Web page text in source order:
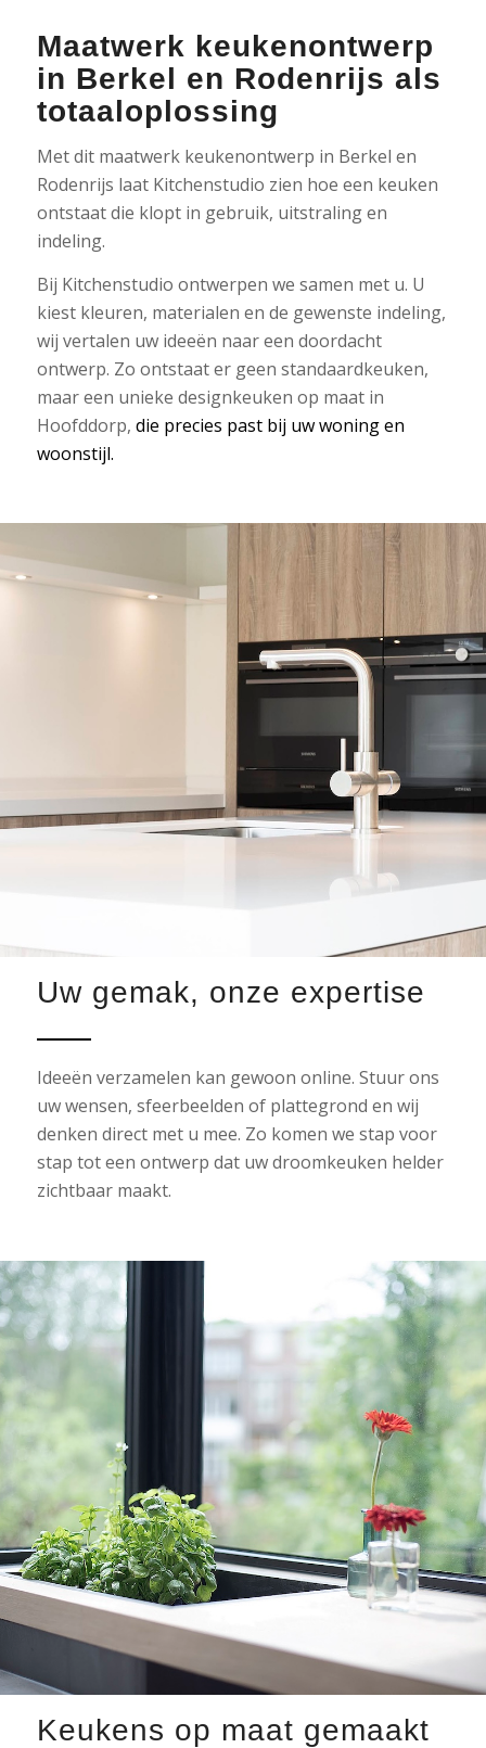
Maatwerk keukenontwerp
in Berkel en Rodenrijs als
totaaloplossing
Met dit maatwerk keukenontwerp in Berkel en
Rodenrijs laat Kitchenstudio zien hoe een keuken
ontstaat die klopt in gebruik, uitstraling en
indeling.
Bij Kitchenstudio ontwerpen we samen met u. U
kiest kleuren, materialen en de gewenste indeling,
wij vertalen uw ideeën naar een doordacht
ontwerp. Zo ontstaat er geen standaardkeuken,
maar een unieke designkeuken op maat in
Hoofddorp, die precies past bij uw woning en
woonstijl.
Uw gemak, onze expertise
Ideeën verzamelen kan gewoon online. Stuur ons
uw wensen, sfeerbeelden of plattegrond en wij
denken direct met u mee. Zo komen we stap voor
stap tot een ontwerp dat uw droomkeuken helder
zichtbaar maakt.
Keukens op maat gemaakt